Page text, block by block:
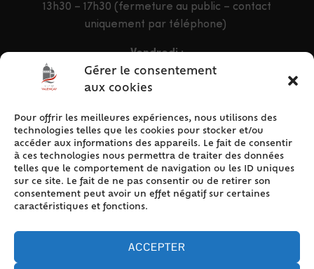
Gérer le consentement
aux cookies
Pour offrir les meilleures expériences, nous utilisons des
technologies telles que les cookies pour stocker et/ou
accéder aux informations des appareils. Le fait de consentir
à ces technologies nous permettra de traiter des données
telles que le comportement de navigation ou les ID uniques
sur ce site. Le fait de ne pas consentir ou de retirer son
consentement peut avoir un effet négatif sur certaines
caractéristiques et fonctions.
ACCEPTER
13h30 – 17h30 (fermeture au public – contact
uniquement par téléphone)
Vendredi :
9h – 12h & 13h30 – 16h30
ACCÈS RAPIDE
Accueil
Contact
Plan du site
Mentions légales
Politique de cookies (UE)